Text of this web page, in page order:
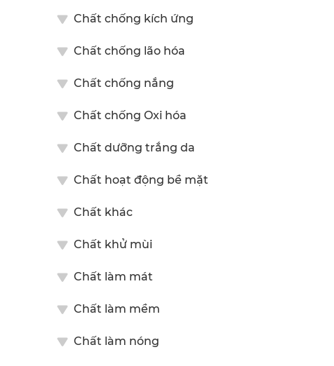
Chất chống kích ứng
Chất chống lão hóa
Chất chống nắng
Chất chống Oxi hóa
Chất dưỡng trắng da
Chất hoạt động bề mặt
Chất khác
Chất khử mùi
Chất làm mát
Chất làm mềm
Chất làm nóng